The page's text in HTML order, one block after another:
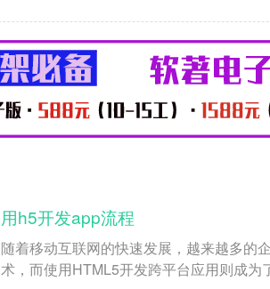
用h5开发app流程
随着移动互联网的快速发展，越来越多的
术，而使用HTML5开发跨平台应用则成